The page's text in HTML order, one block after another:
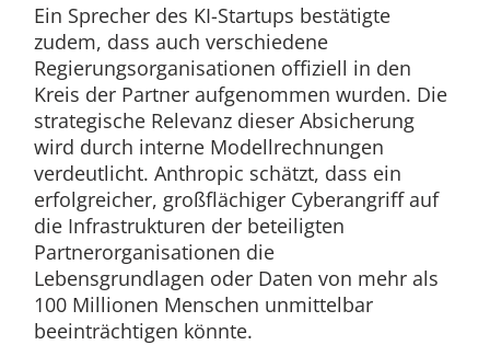
Ein Sprecher des KI-Startups bestätigte
zudem, dass auch verschiedene
Regierungsorganisationen offiziell in den
Kreis der Partner aufgenommen wurden. Die
strategische Relevanz dieser Absicherung
wird durch interne Modellrechnungen
verdeutlicht. Anthropic schätzt, dass ein
erfolgreicher, großflächiger Cyberangriff auf
die Infrastrukturen der beteiligten
Partnerorganisationen die
Lebensgrundlagen oder Daten von mehr als
100 Millionen Menschen unmittelbar
beeinträchtigen könnte.